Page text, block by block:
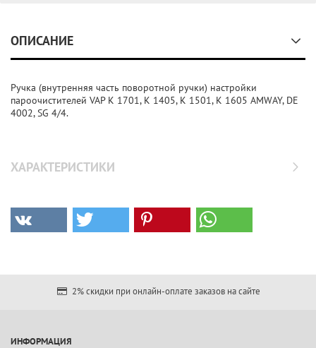
ОПИСАНИЕ
Ручка (внутренняя часть поворотной ручки) настройки
пароочистителей VAP K 1701, K 1405, K 1501, K 1605 AMWAY, DE
4002, SG 4/4.
ХАРАКТЕРИСТИКИ
2% скидки при онлайн-оплате заказов на сайте
ИНФОРМАЦИЯ